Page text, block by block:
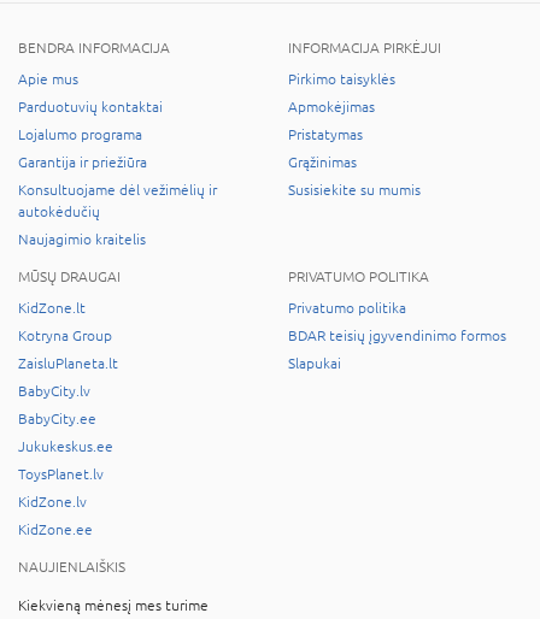
BENDRA INFORMACIJA
Apie mus
Parduotuvių kontaktai
Lojalumo programa
Garantija ir priežiūra
Konsultuojame dėl vežimėlių ir
autokėdučių
Naujagimio kraitelis
INFORMACIJA PIRKĖJUI
Pirkimo taisyklės
Apmokėjimas
Pristatymas
Grąžinimas
Susisiekite su mumis
MŪSŲ DRAUGAI
KidZone.lt
Kotryna Group
ZaisluPlaneta.lt
BabyCity.lv
BabyCity.ee
Jukukeskus.ee
ToysPlanet.lv
KidZone.lv
KidZone.ee
PRIVATUMO POLITIKA
Privatumo politika
BDAR teisių įgyvendinimo formos
Slapukai
NAUJIENLAIŠKIS
Kiekvieną mėnesį mes turime